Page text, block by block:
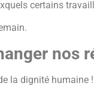
certains
nos
la dignité humaine !